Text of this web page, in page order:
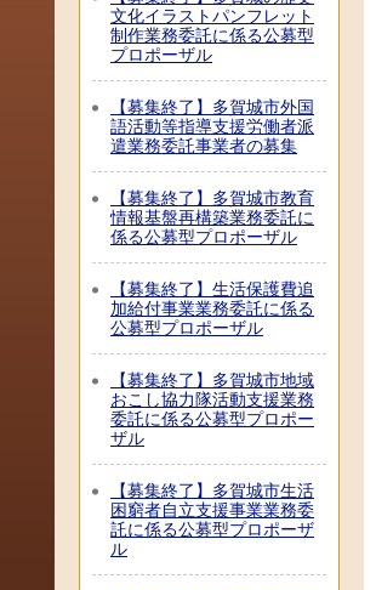
文化イラストパンフレット
制作業務委託に係る公募型
プロポーザル
【募集終了】多賀城市外国
語活動等指導支援労働者派
遣業務委託事業者の募集
【募集終了】多賀城市教育
情報基盤再構築業務委託に
係る公募型プロポーザル
【募集終了】生活保護費追
加給付事業業務委託に係る
公募型プロポーザル
【募集終了】多賀城市地域
おこし協力隊活動支援業務
委託に係る公募型プロポー
ザル
【募集終了】多賀城市生活
困窮者自立支援事業業務委
託に係る公募型プロポーザ
ル